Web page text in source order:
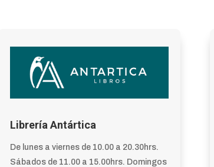
Librería Antártica
De lunes a viernes de 10.00 a 20.30hrs.
Sábados de 11.00 a 15.00hrs. Domingos